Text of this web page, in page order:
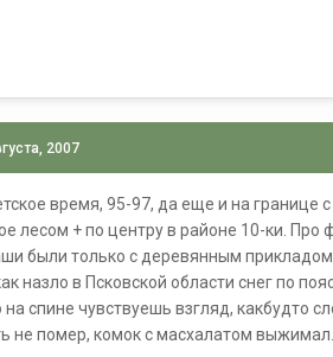
2007
время, 95-97, да еще и на границе
лесом + по центру в районе 10-ки.
были только с деревянным
назло в Псковской области снег по
спине чувствуешь взгляд, какбудто
не помер, комок с масхалатом